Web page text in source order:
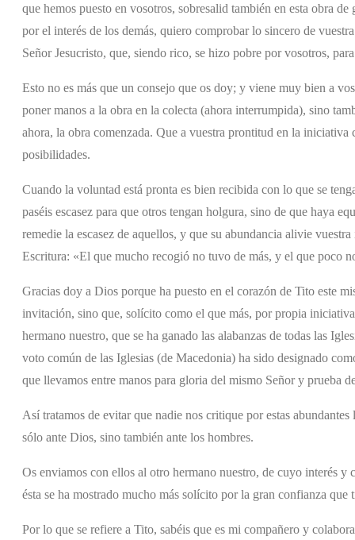
que hemos puesto en vosotros, sobresalid también en esta obra
por el interés de los demás, quiero comprobar lo sincero de
Señor Jesucristo, que, siendo rico, se hizo pobre por vosotros,
Esto no es más que un consejo que os doy; y viene muy bien a
poner manos a la obra en la colecta (ahora interrumpida), sino
ahora, la obra comenzada. Que a vuestra prontitud en la iniciativa
posibilidades.
Cuando la voluntad está pronta es bien recibida con lo que se
paséis escasez para que otros tengan holgura, sino de que haya
remedie la escasez de aquellos, y que su abundancia alivie
Escritura: «El que mucho recogió no tuvo de más, y el que poco
Gracias doy a Dios porque ha puesto en el corazón de Tito este
invitación, sino que, solícito como el que más, por propia
hermano nuestro, que se ha ganado las alabanzas de todas las
voto común de las Iglesias (de Macedonia) ha sido designado
que llevamos entre manos para gloria del mismo Señor y prueba
Así tratamos de evitar que nadie nos critique por estas
sólo ante Dios, sino también ante los hombres.
Os enviamos con ellos al otro hermano nuestro, de cuyo interés y
ésta se ha mostrado mucho más solícito por la gran confianza que
Por lo que se refiere a Tito, sabéis que es mi compañero y